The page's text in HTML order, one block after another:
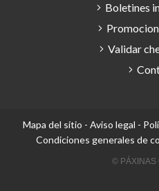
Boletines
Validar
Mapa del sitio - Aviso legal -
Condiciones generales de
© PÁXINAS